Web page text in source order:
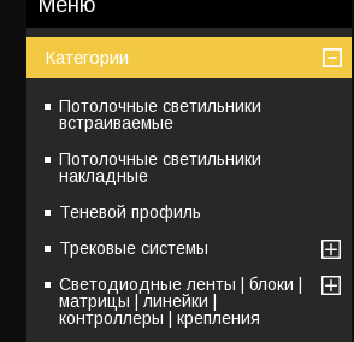
Категории
Потолочные светильники
встраиваемые
Потолочные светильники
накладные
Теневой профиль
Трековые системы
Светодиодные ленты | блоки |
матрицы | линейки |
контроллеры | крепления